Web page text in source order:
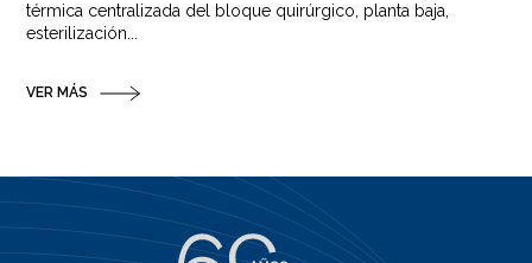
térmica centralizada del bloque quirúrgico, planta baja,
esterilización...
VER MÁS